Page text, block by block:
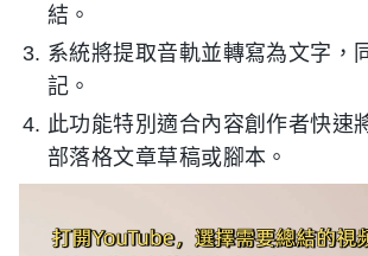
結。
系統將提取音軌並轉寫為文字，
記。
此功能特別適合內容創作者快速
部落格文章草稿或腳本。